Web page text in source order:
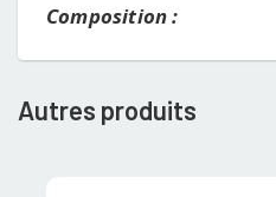
Composition :
Autres produits